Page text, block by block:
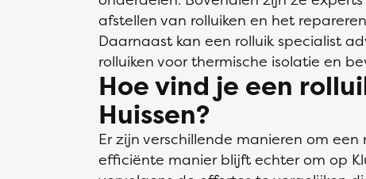
afstellen van rolluiken en het
Daarnaast kan een rolluik specialist
rolluiken voor thermische isolatie en
Hoe vind je een
Huissen?
Er zijn verschillende manieren om
efficiënte manier blijft echter om op